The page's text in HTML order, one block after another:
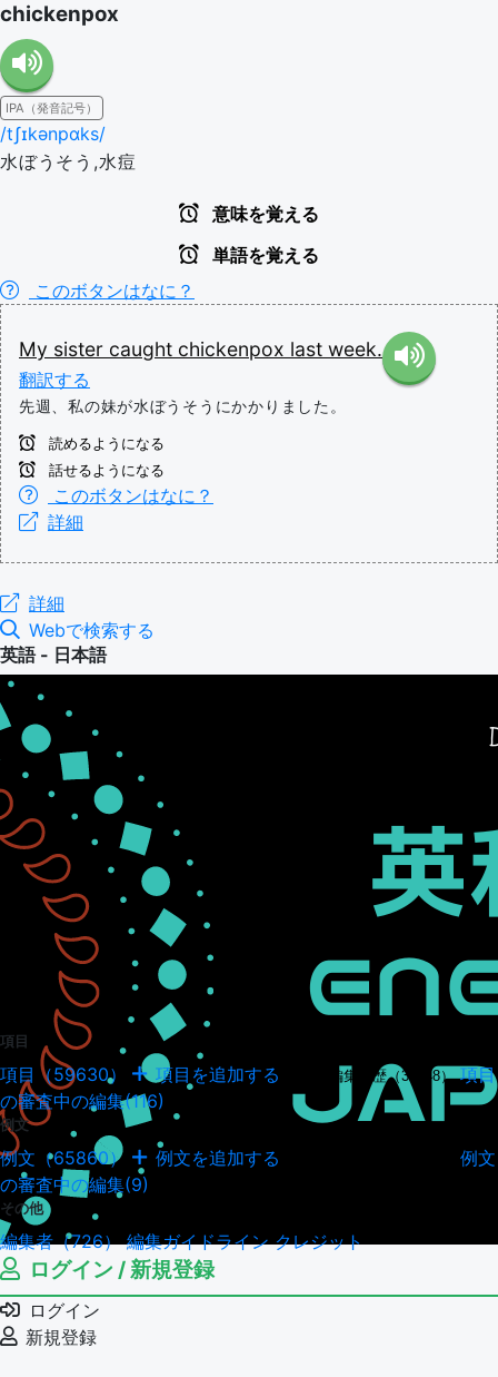
chickenpox
IPA（発音記号）
/tʃɪkənpɑks/
水ぼうそう,水痘
意味を覚える
単語を覚える
このボタンはなに？
My sister caught chickenpox last week.
翻訳する
先週、私の妹が水ぼうそうにかかりました。
読めるようになる
話せるようになる
このボタンはなに？
詳細
詳細
Webで検索する
英語 - 日本語
項目
項目（59630） 項目を追加する 項目の編集履歴（34948） 項目
の審査中の編集(116)
例文
例文（65860） 例文を追加する
例文
の審査中の編集(9)
その他
編集者（726）編集ガイドラインクレジット
ログイン / 新規登録
ログイン
新規登録